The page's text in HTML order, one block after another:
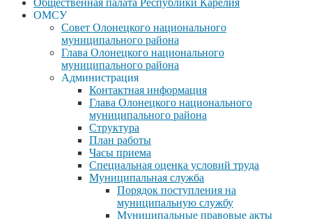
ОМСУ
Совет Олонецкого национального
муниципального района
Глава Олонецкого национального
муниципального района
Администрация
Контактная информация
Глава Олонецкого национального
муниципального района
Структура
План работы
Часы приема
Специальная оценка условий труда
Муниципальная служба
Порядок поступления на
муниципальную службу
Муниципальные правовые акты